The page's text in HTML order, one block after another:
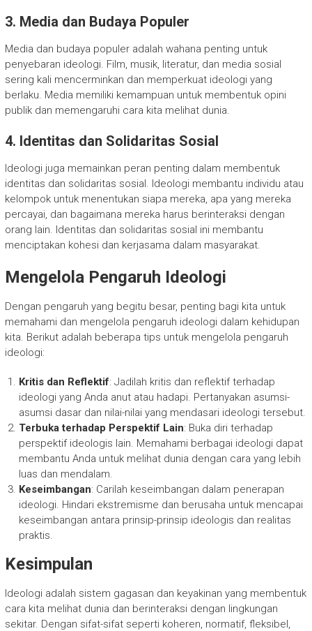
3. Media dan Budaya Populer
Media dan budaya populer adalah wahana penting untuk
penyebaran ideologi. Film, musik, literatur, dan media sosial
sering kali mencerminkan dan memperkuat ideologi yang
berlaku. Media memiliki kemampuan untuk membentuk opini
publik dan memengaruhi cara kita melihat dunia.
4. Identitas dan Solidaritas Sosial
Ideologi juga memainkan peran penting dalam membentuk
identitas dan solidaritas sosial. Ideologi membantu individu atau
kelompok untuk menentukan siapa mereka, apa yang mereka
percayai, dan bagaimana mereka harus berinteraksi dengan
orang lain. Identitas dan solidaritas sosial ini membantu
menciptakan kohesi dan kerjasama dalam masyarakat.
Mengelola Pengaruh Ideologi
Dengan pengaruh yang begitu besar, penting bagi kita untuk
memahami dan mengelola pengaruh ideologi dalam kehidupan
kita. Berikut adalah beberapa tips untuk mengelola pengaruh
ideologi:
Kritis dan Reflektif: Jadilah kritis dan reflektif terhadap
ideologi yang Anda anut atau hadapi. Pertanyakan asumsi-
asumsi dasar dan nilai-nilai yang mendasari ideologi tersebut.
Terbuka terhadap Perspektif Lain: Buka diri terhadap
perspektif ideologis lain. Memahami berbagai ideologi dapat
membantu Anda untuk melihat dunia dengan cara yang lebih
luas dan mendalam.
Keseimbangan: Carilah keseimbangan dalam penerapan
ideologi. Hindari ekstremisme dan berusaha untuk mencapai
keseimbangan antara prinsip-prinsip ideologis dan realitas
praktis.
Kesimpulan
Ideologi adalah sistem gagasan dan keyakinan yang membentuk
cara kita melihat dunia dan berinteraksi dengan lingkungan
sekitar. Dengan sifat-sifat seperti koheren, normatif, fleksibel,